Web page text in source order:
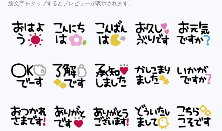
絵文字をタップするとプレビューが表示されます。